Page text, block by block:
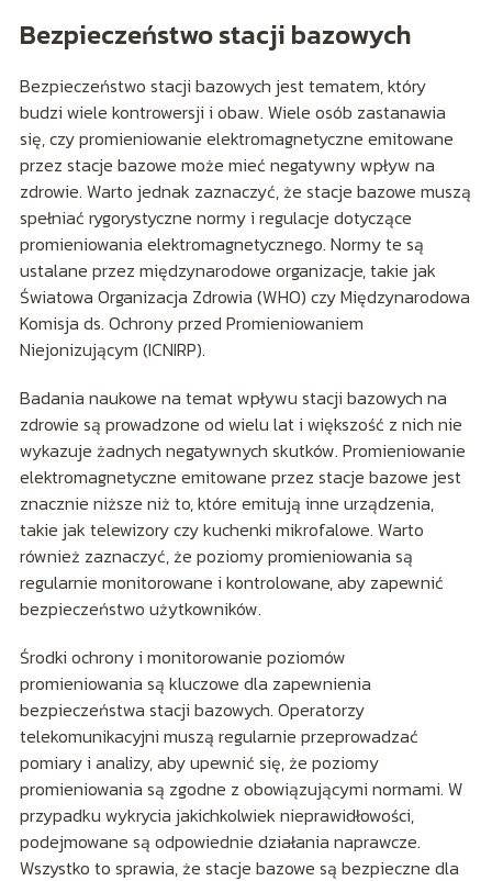
Bezpieczeństwo stacji bazowych
Bezpieczeństwo stacji bazowych jest tematem, który
budzi wiele kontrowersji i obaw. Wiele osób zastanawia
się, czy promieniowanie elektromagnetyczne emitowane
przez stacje bazowe może mieć negatywny wpływ na
zdrowie. Warto jednak zaznaczyć, że stacje bazowe muszą
spełniać rygorystyczne normy i regulacje dotyczące
promieniowania elektromagnetycznego. Normy te są
ustalane przez międzynarodowe organizacje, takie jak
Światowa Organizacja Zdrowia (WHO) czy Międzynarodowa
Komisja ds. Ochrony przed Promieniowaniem
Niejonizującym (ICNIRP).
Badania naukowe na temat wpływu stacji bazowych na
zdrowie są prowadzone od wielu lat i większość z nich nie
wykazuje żadnych negatywnych skutków. Promieniowanie
elektromagnetyczne emitowane przez stacje bazowe jest
znacznie niższe niż to, które emitują inne urządzenia,
takie jak telewizory czy kuchenki mikrofalowe. Warto
również zaznaczyć, że poziomy promieniowania są
regularnie monitorowane i kontrolowane, aby zapewnić
bezpieczeństwo użytkowników.
Środki ochrony i monitorowanie poziomów
promieniowania są kluczowe dla zapewnienia
bezpieczeństwa stacji bazowych. Operatorzy
telekomunikacyjni muszą regularnie przeprowadzać
pomiary i analizy, aby upewnić się, że poziomy
promieniowania są zgodne z obowiązującymi normami. W
przypadku wykrycia jakichkolwiek nieprawidłowości,
podejmowane są odpowiednie działania naprawcze.
Wszystko to sprawia, że stacje bazowe są bezpieczne dla